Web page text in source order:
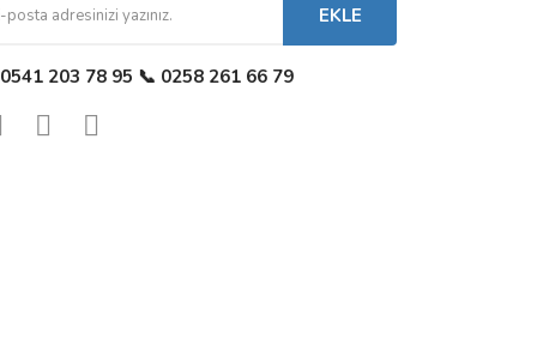
EKLE
203 78 95 📞 0258 261 66 79